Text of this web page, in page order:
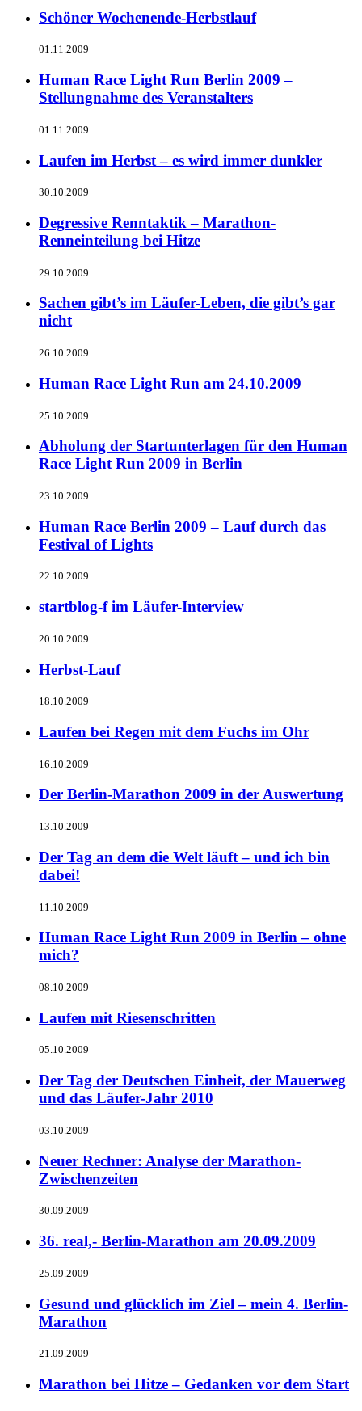
Schöner Wochenende-Herbstlauf
01.11.2009
Human Race Light Run Berlin 2009 –
Stellungnahme des Veranstalters
01.11.2009
Laufen im Herbst – es wird immer dunkler
30.10.2009
Degressive Renntaktik – Marathon-
Renneinteilung bei Hitze
29.10.2009
Sachen gibt’s im Läufer-Leben, die gibt’s gar
nicht
26.10.2009
Human Race Light Run am 24.10.2009
25.10.2009
Abholung der Startunterlagen für den Human
Race Light Run 2009 in Berlin
23.10.2009
Human Race Berlin 2009 – Lauf durch das
Festival of Lights
22.10.2009
startblog-f im Läufer-Interview
20.10.2009
Herbst-Lauf
18.10.2009
Laufen bei Regen mit dem Fuchs im Ohr
16.10.2009
Der Berlin-Marathon 2009 in der Auswertung
13.10.2009
Der Tag an dem die Welt läuft – und ich bin
dabei!
11.10.2009
Human Race Light Run 2009 in Berlin – ohne
mich?
08.10.2009
Laufen mit Riesenschritten
05.10.2009
Der Tag der Deutschen Einheit, der Mauerweg
und das Läufer-Jahr 2010
03.10.2009
Neuer Rechner: Analyse der Marathon-
Zwischenzeiten
30.09.2009
36. real,- Berlin-Marathon am 20.09.2009
25.09.2009
Gesund und glücklich im Ziel – mein 4. Berlin-
Marathon
21.09.2009
Marathon bei Hitze – Gedanken vor dem Start